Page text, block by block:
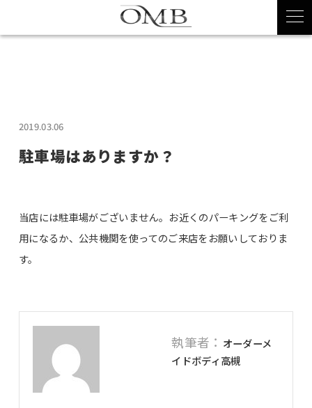
2019.03.06
駐車場はありますか？
当店には駐車場がございません。お近くのパーキングをご利
用になるか、公共機関を使ってのご来店をお願いしておりま
す。
執筆者： オーダーメ
イドボディ高槻